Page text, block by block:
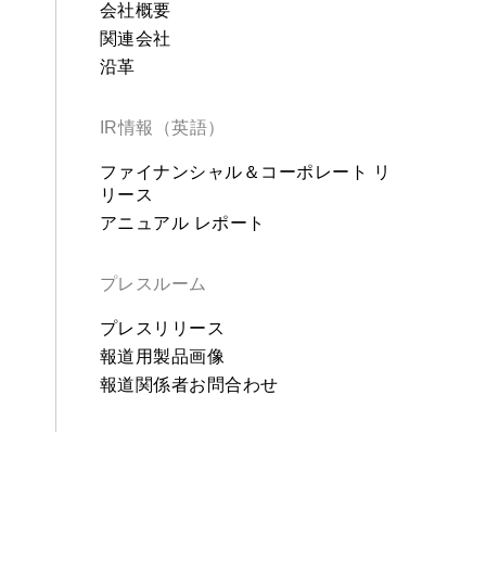
会社概要
関連会社
沿革
IR情報（英語）
ファイナンシャル＆コーポレート リ
リース
アニュアル レポート
プレスルーム
プレスリリース
報道用製品画像
報道関係者お問合わせ